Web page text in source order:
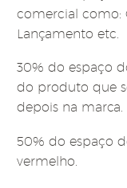
comercial como:
Lançamento etc.
30% do espaço
do produto que
depois na marca.
50% do espaço
vermelho.